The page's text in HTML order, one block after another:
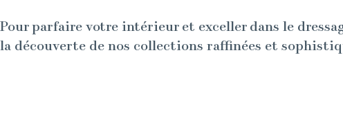
Pour parfaire votre intérieur et exceller dans le
la découverte de nos collections raffinées et